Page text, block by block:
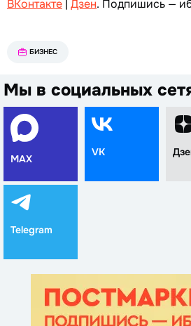
ВКонтакте | Дзен. Подпишись —
БИЗНЕС
Мы в социальных
MAX
VK
Telegram